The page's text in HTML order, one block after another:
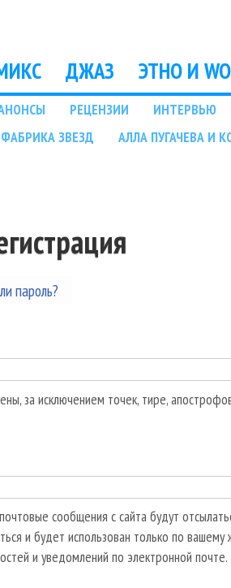
ДЖАЗ ЭТНО И
РЕЦЕНЗИИ ИНТЕРВЬЮ
ФАБРИКА ЗВЕЗД АЛЛА ПУГАЧЕВА И
пароль?
за исключением точек, тире,
сообщения с сайта будут
и будет использован только по
и уведомлений по электронной почте.